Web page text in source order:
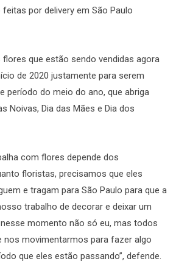
por delivery em São Paulo
flores que estão sendo vendidas agora
de 2020 justamente para serem
período do meio do ano, que abriga
Noivas, Dia das Mães e Dia dos
com flores depende dos
floristas, precisamos que eles
e tragam para São Paulo para que a
trabalho de decorar e deixar um
momento não só eu, mas todos
nos movimentarmos para fazer algo
que eles estão passando”, defende.